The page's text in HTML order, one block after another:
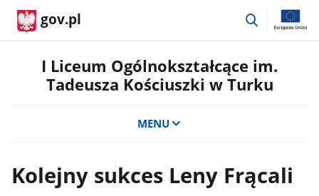
gov.pl
przejdź
I Liceum Ogólnokształcące im.
Tadeusza Kościuszki w Turku
MENU
Kolejny sukces Leny Frącali